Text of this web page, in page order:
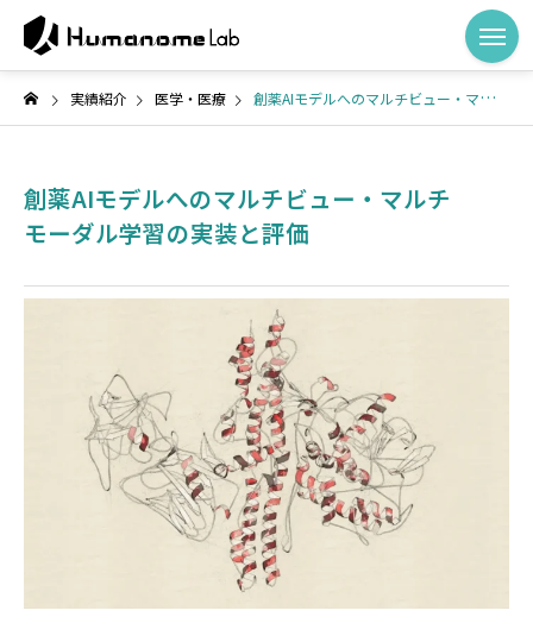
実績紹介 医学・医療 創薬AIモデルへのマルチビュー・マルチモーダル学習の実装と評価
創薬AIモデルへのマルチビュー・マルチ
モーダル学習の実装と評価